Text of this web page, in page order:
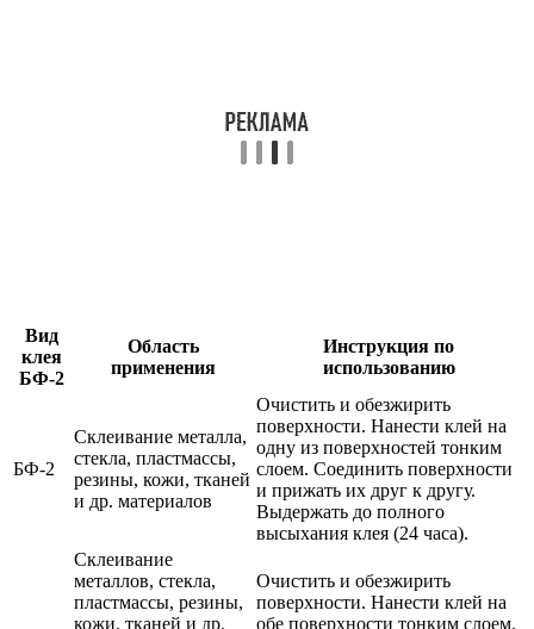
Вид
клея
БФ-2
Область
применения
Инструкция по
использованию
БФ-2
Склеивание металла,
стекла, пластмассы,
резины, кожи, тканей
и др. материалов
Очистить и обезжирить
поверхности. Нанести клей на
одну из поверхностей тонким
слоем. Соединить поверхности
и прижать их друг к другу.
Выдержать до полного
высыхания клея (24 часа).
Склеивание
металлов, стекла,
пластмассы, резины,
кожи, тканей и др.
Очистить и обезжирить
поверхности. Нанести клей на
обе поверхности тонким слоем.